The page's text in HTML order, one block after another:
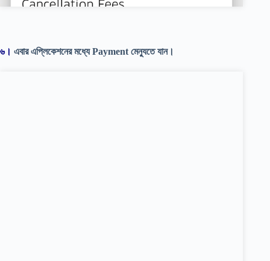
৬। এবার এপ্লিকেশনের মধ্যে Payment মেন্যুতে যান।